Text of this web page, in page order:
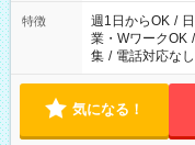
特徴 週1日からOK /
業・WワークOK /
集 / 電話対応なし
気になる！